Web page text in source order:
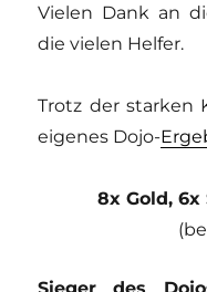
Vielen Dank an
die vielen Helfer.
Trotz der starken
eigenes Dojo-
8x Gold,
Sieger des